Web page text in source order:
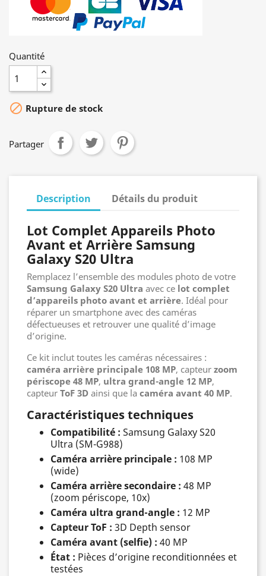
Quantité
 Rupture de stock
Partager
Description Détails du produit
Lot Complet Appareils Photo
Avant et Arrière Samsung
Galaxy S20 Ultra
Remplacez l’ensemble des modules photo de votre
Samsung Galaxy S20 Ultra avec ce lot complet
d’appareils photo avant et arrière. Idéal pour
réparer un smartphone avec des caméras
défectueuses et retrouver une qualité d’image
d’origine.
Ce kit inclut toutes les caméras nécessaires :
caméra arrière principale 108 MP, capteur zoom
périscope 48 MP, ultra grand-angle 12 MP,
capteur ToF 3D ainsi que la caméra avant 40 MP.
Caractéristiques techniques
Compatibilité : Samsung Galaxy S20
Ultra (SM-G988)
Caméra arrière principale : 108 MP
(wide)
Caméra arrière secondaire : 48 MP
(zoom périscope, 10x)
Caméra ultra grand-angle : 12 MP
Capteur ToF : 3D Depth sensor
Caméra avant (selfie) : 40 MP
État : Pièces d’origine reconditionnées et
testées